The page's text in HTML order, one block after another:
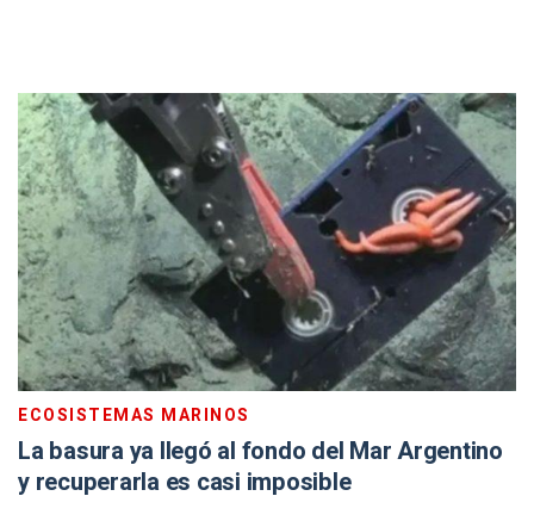
ECOSISTEMAS MARINOS
La basura ya llegó al fondo del Mar Argentino
y recuperarla es casi imposible